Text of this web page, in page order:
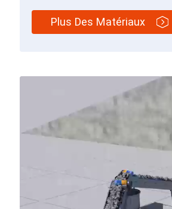
Plus Des Matériaux